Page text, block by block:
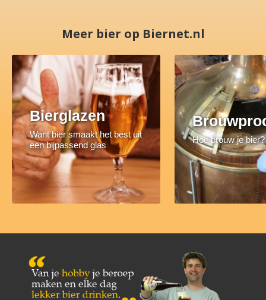
Meer bier op Biernet.nl
Bierglazen
Want bier smaakt het best uit
een bijpassend glas
Hoe brouw je bier?